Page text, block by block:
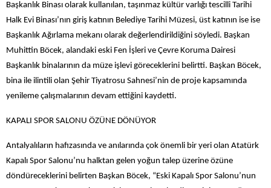
Başkanlık Binası olarak kullanılan, taşınmaz kültür varlığı tescilli Tarihi
Halk Evi Binası’nın giriş katının Belediye Tarihi Müzesi, üst katının ise ise
Başkanlık Ağırlama mekanı olarak değerlendirildiğini söyledi. Başkan
Muhittin Böcek, alandaki eski Fen İşleri ve Çevre Koruma Dairesi
Başkanlık binalarının da müze işlevi göreceklerini belirtti. Başkan Böcek,
bina ile ilintili olan Şehir Tiyatrosu Sahnesi’nin de proje kapsamında
yenileme çalışmalarının devam ettiğini kaydetti.
KAPALI SPOR SALONU ÖZÜNE DÖNÜYOR
Antalyalıların hafızasında ve anılarında çok önemli bir yeri olan Atatürk
Kapalı Spor Salonu’nu halktan gelen yoğun talep üzerine özüne
döndüreceklerini belirten Başkan Böcek, “Eski Kapalı Spor Salonu’nun